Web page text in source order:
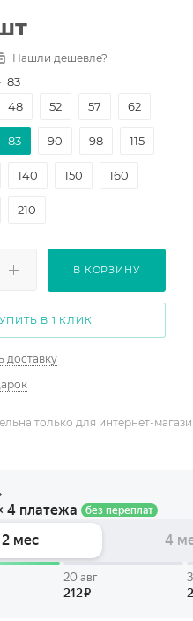
Нашли дешевле?
83
48 52 57 62
83 90 98 115
140 150 160
210
В КОРЗИНУ
В 1 КЛИК
доставку
только для интернет-